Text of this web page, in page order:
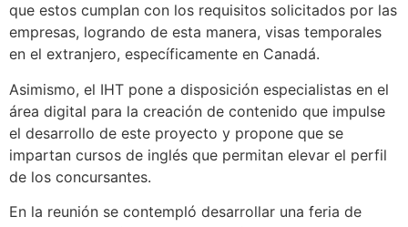
que estos cumplan con los requisitos solicitados por las
empresas, logrando de esta manera, visas temporales
en el extranjero, específicamente en Canadá.
Asimismo, el IHT pone a disposición especialistas en el
área digital para la creación de contenido que impulse
el desarrollo de este proyecto y propone que se
impartan cursos de inglés que permitan elevar el perfil
de los concursantes.
En la reunión se contempló desarrollar una feria de